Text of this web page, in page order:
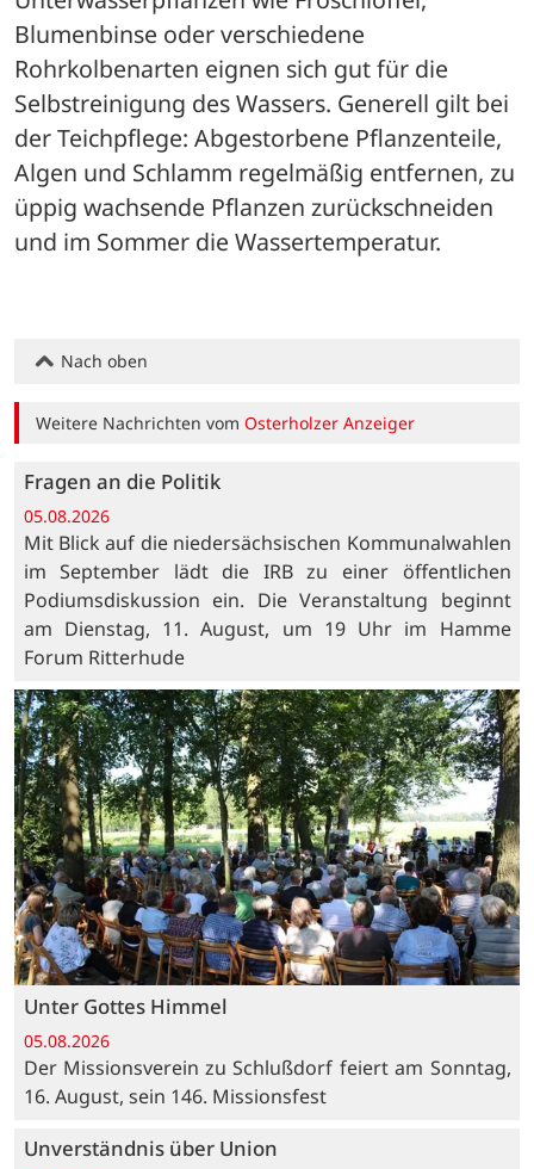
Blumenbinse oder verschiedene
Rohrkolbenarten eignen sich gut für die
Selbstreinigung des Wassers. Generell gilt bei
der Teichpflege: Abgestorbene Pflanzenteile,
Algen und Schlamm regelmäßig entfernen, zu
üppig wachsende Pflanzen zurückschneiden
und im Sommer die Wassertemperatur.
Nach oben
Weitere Nachrichten vomOsterholzer Anzeiger
Fragen an die Politik
05.08.2026
Mit Blick auf die niedersächsischen Kommunalwahlen
im September lädt die IRB zu einer öffentlichen
Podiumsdiskussion ein. Die Veranstaltung beginnt
am Dienstag, 11. August, um 19 Uhr im Hamme
Forum Ritterhude
Unter Gottes Himmel
05.08.2026
Der Missionsverein zu Schlußdorf feiert am Sonntag,
16. August, sein 146. Missionsfest
Unverständnis über Union